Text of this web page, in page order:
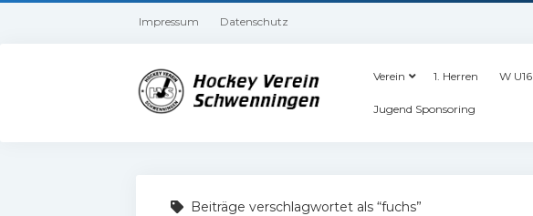
Impressum Datenschutz
Verein 1. Herren W U16
Jugend Sponsoring
Beiträge verschlagwortet als “fuchs”